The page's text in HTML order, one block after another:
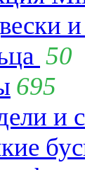
50
695
и